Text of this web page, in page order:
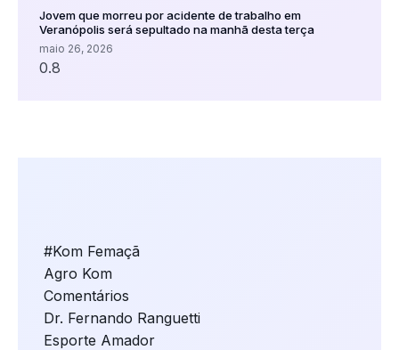
Jovem que morreu por acidente de trabalho em
Veranópolis será sepultado na manhã desta terça
maio 26, 2026
#Kom Femaçã
Agro Kom
Comentários
Dr. Fernando Ranguetti
Esporte Amador